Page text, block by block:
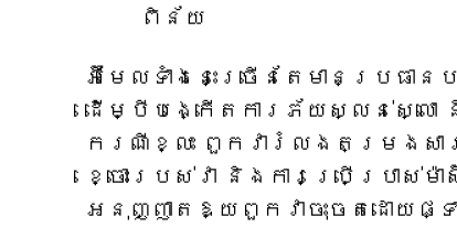
ពិន័យ
អ៊ីមែលទាំងនេះច្រើនតែមានប្រ
ដើម្បីបង្កើតការភ័យស្លន់ស្លោ
ករណីខ្លះ ពួកវារំលងតម្រងសា
ខ្ចោះរបស់វា និងការប្រើប្រា
អនុញ្ញាតឱ្យពួកវាចុះចតដោយ